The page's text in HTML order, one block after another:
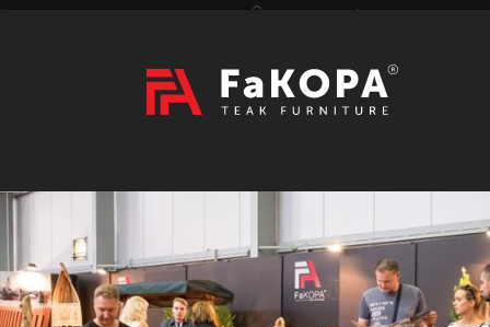
VÝSTAVY 2026
prázdný
CZK